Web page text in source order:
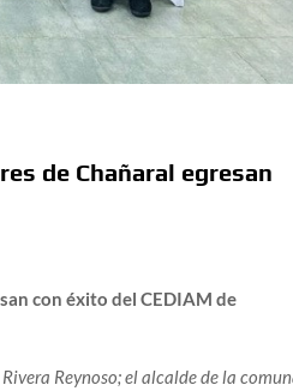
de Chañaral egresan
con éxito del CEDIAM de
Reynoso; el alcalde de la